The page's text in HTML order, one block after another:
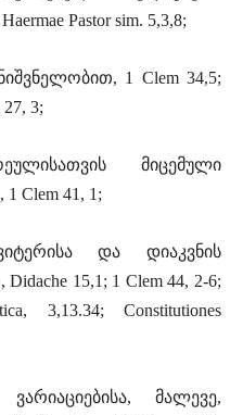
Pastor sim. 5,3,8;
1 Clem 34,5;
27, 3;
მიცემული
Clem 41, 1;
და დიაკვნის
15,1; 1 Clem 44, 2-6;
3,13.34; Constitutiones
მალევე,